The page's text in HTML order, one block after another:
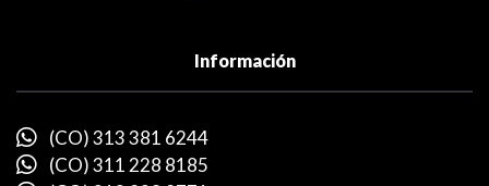
Información
(CO) 313 381 6244
(CO) 311 228 8185